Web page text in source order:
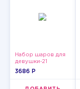
Набор шаров для
девушки-21
3686 P